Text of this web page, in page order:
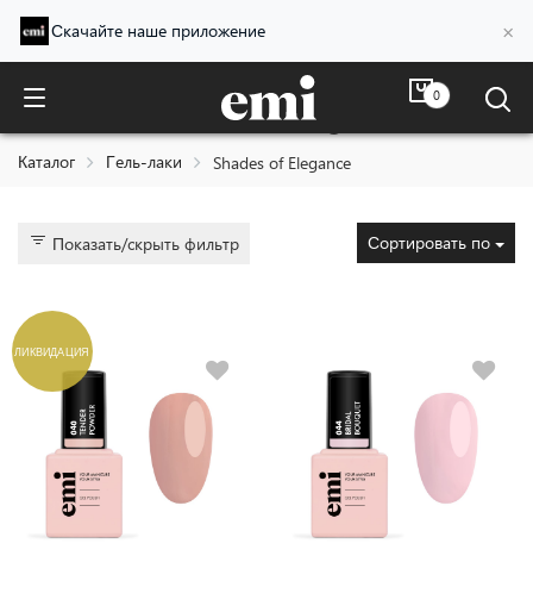
Скачайте наше приложение ×
0
Shades of Elegance
Каталог Гель-лаки Shades of Elegance
Показать/скрыть фильтр Сортировать по
ЛИКВИДАЦИЯ